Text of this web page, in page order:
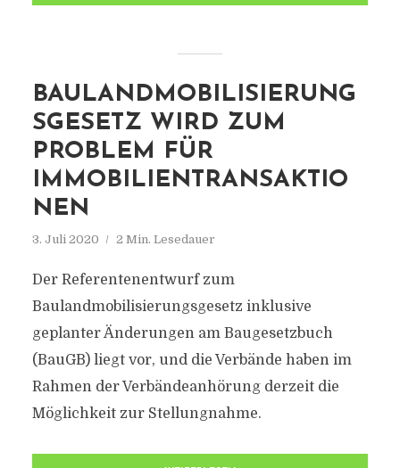
BAULANDMOBILISIERUNG
SGESETZ WIRD ZUM
PROBLEM FÜR
IMMOBILIENTRANSAKTIO
NEN
3. Juli 2020 2 Min. Lesedauer
Der Referentenentwurf zum
Baulandmobilisierungsgesetz inklusive
geplanter Änderungen am Baugesetzbuch
(BauGB) liegt vor, und die Verbände haben im
Rahmen der Verbändeanhörung derzeit die
Möglichkeit zur Stellungnahme.